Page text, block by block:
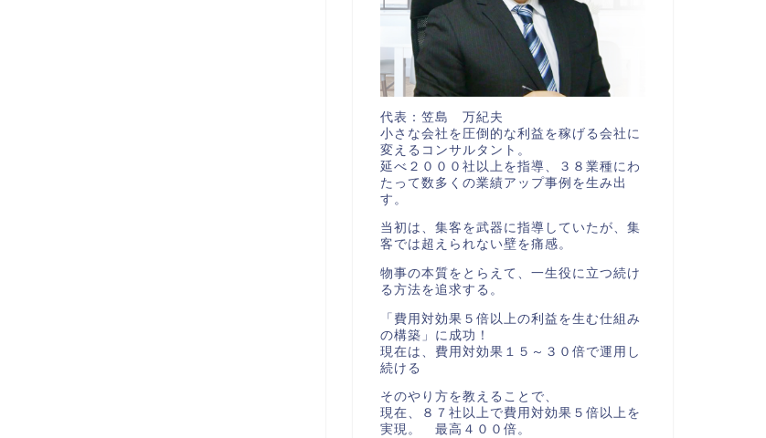
代表：笠島 万紀夫
小さな会社を圧倒的な利益を稼げる会社に
変えるコンサルタント。
延べ２０００社以上を指導、３８業種にわ
たって数多くの業績アップ事例を生み出
す。
当初は、集客を武器に指導していたが、集
客では超えられない壁を痛感。
物事の本質をとらえて、一生役に立つ続け
る方法を追求する。
「費用対効果５倍以上の利益を生む仕組み
の構築」に成功！
現在は、費用対効果１５～３０倍で運用し
続ける
そのやり方を教えることで、
現在、８７社以上で費用対効果５倍以上を
実現。 最高４００倍。